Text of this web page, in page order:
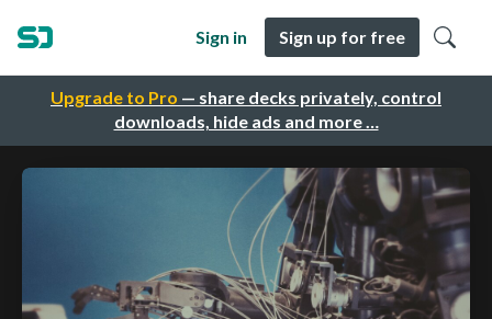
Upgrade to Pro — share decks privately, control
downloads, hide ads and more …
Sign in Sign up for free